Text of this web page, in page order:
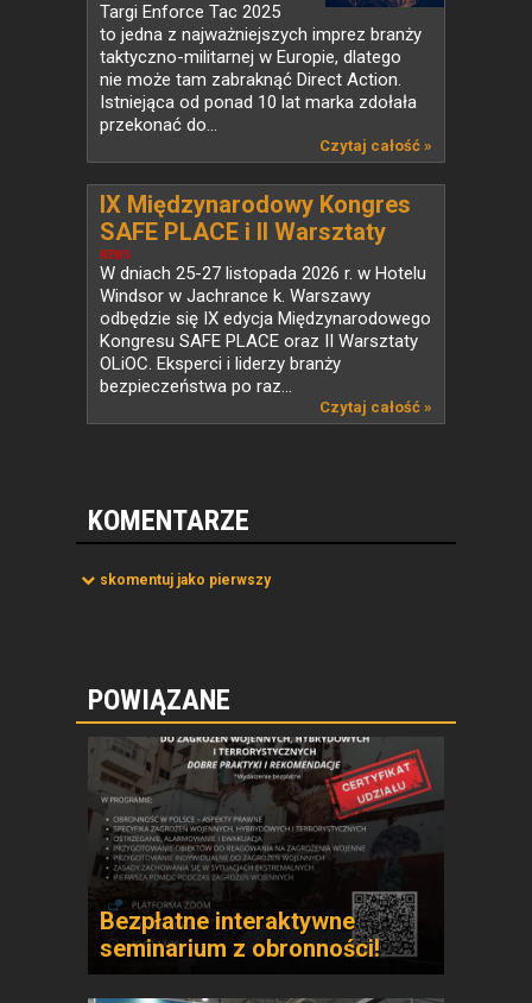
Targi Enforce Tac 2025
to jedna z najważniejszych imprez branży
taktyczno-militarnej w Europie, dlatego
nie może tam zabraknąć Direct Action.
Istniejąca od ponad 10 lat marka zdołała
przekonać do...
Czytaj całość »
NEWS
IX Międzynarodowy Kongres
SAFE PLACE i II Warsztaty
OLiOC – wakacyjna pula
biletów na wyjątkowe
wydarzenie!
W dniach 25-27 listopada 2026 r. w Hotelu
Windsor w Jachrance k. Warszawy
odbędzie się IX edycja Międzynarodowego
Kongresu SAFE PLACE oraz II Warsztaty
OLiOC. Eksperci i liderzy branży
bezpieczeństwa po raz...
Czytaj całość »
KOMENTARZE
skomentuj jako pierwszy
POWIĄZANE
Bezpłatne interaktywne
seminarium z obronności!